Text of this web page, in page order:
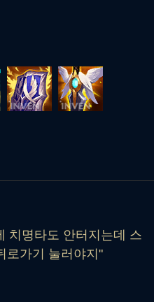
치명타도 안터지는데 스
로가기 눌러야지"